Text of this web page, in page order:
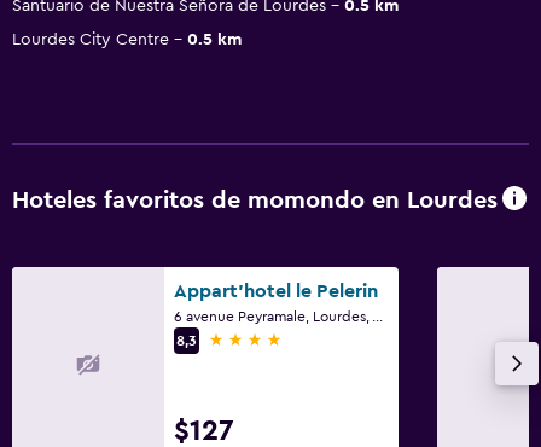
Santuario de Nuestra Señora de Lourdes
0.5 km
Lourdes City Centre
0.5 km
Hoteles favoritos de momondo en Lourdes
Appart'hotel le Pelerin
8,3
4 estrellas
$127